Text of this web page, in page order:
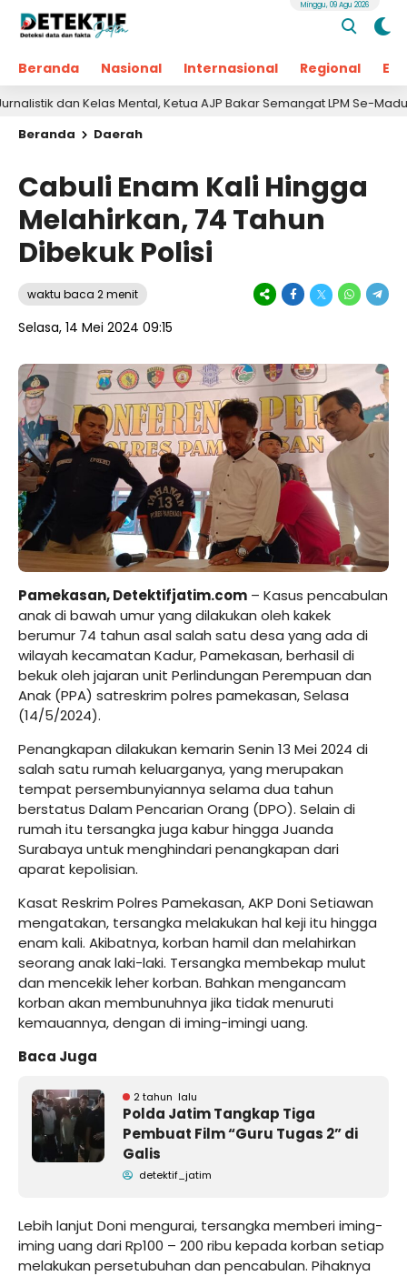
Beranda Nasional Internasional Regional
Minggu, 09 Agu 2026
Kelas Mental, Ketua AJP Bakar Semangat LPM Se-Madura
Beranda Daerah
Cabuli Enam Kali Hingga
Melahirkan, 74 Tahun
Dibekuk Polisi
waktu baca 2 menit
Selasa, 14 Mei 2024 09:15
Pamekasan, Detektifjatim.com – Kasus pencabulan
anak di bawah umur yang dilakukan oleh kakek
berumur 74 tahun asal salah satu desa yang ada di
wilayah kecamatan Kadur, Pamekasan, berhasil di
bekuk oleh jajaran unit Perlindungan Perempuan dan
Anak (PPA) satreskrim polres pamekasan, Selasa
(14/5/2024).
Penangkapan dilakukan kemarin Senin 13 Mei 2024 di
salah satu rumah keluarganya, yang merupakan
tempat persembunyiannya selama dua tahun
berstatus Dalam Pencarian Orang (DPO). Selain di
rumah itu tersangka juga kabur hingga Juanda
Surabaya untuk menghindari penangkapan dari
aparat kepolisian.
Kasat Reskrim Polres Pamekasan, AKP Doni Setiawan
mengatakan, tersangka melakukan hal keji itu hingga
enam kali. Akibatnya, korban hamil dan melahirkan
seorang anak laki-laki. Tersangka membekap mulut
dan mencekik leher korban. Bahkan mengancam
korban akan membunuhnya jika tidak menuruti
kemauannya, dengan di iming-imingi uang.
Baca Juga
2 tahun lalu
Polda Jatim Tangkap Tiga
Pembuat Film “Guru Tugas 2” di
Galis
detektif_jatim
Lebih lanjut Doni mengurai, tersangka memberi iming-
iming uang dari Rp100 – 200 ribu kepada korban setiap
melakukan persetubuhan dan pencabulan. Pihaknya